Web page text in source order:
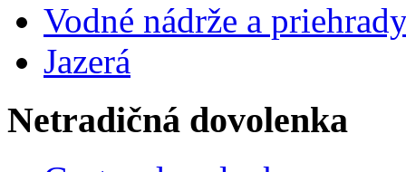
Vodné nádrže a
Jazerá
Netradičná dovolenka